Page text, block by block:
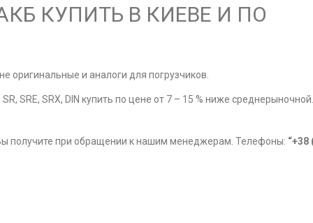
КУПИТЬ В КИЕВЕ И ПО
оригинальные и аналоги для погрузчиков.
SRE, SRX, DIN купить по цене от 7 – 15 % ниже среднерыночной.
получите при обращении к нашим менеджерам. Телефоны: “+38